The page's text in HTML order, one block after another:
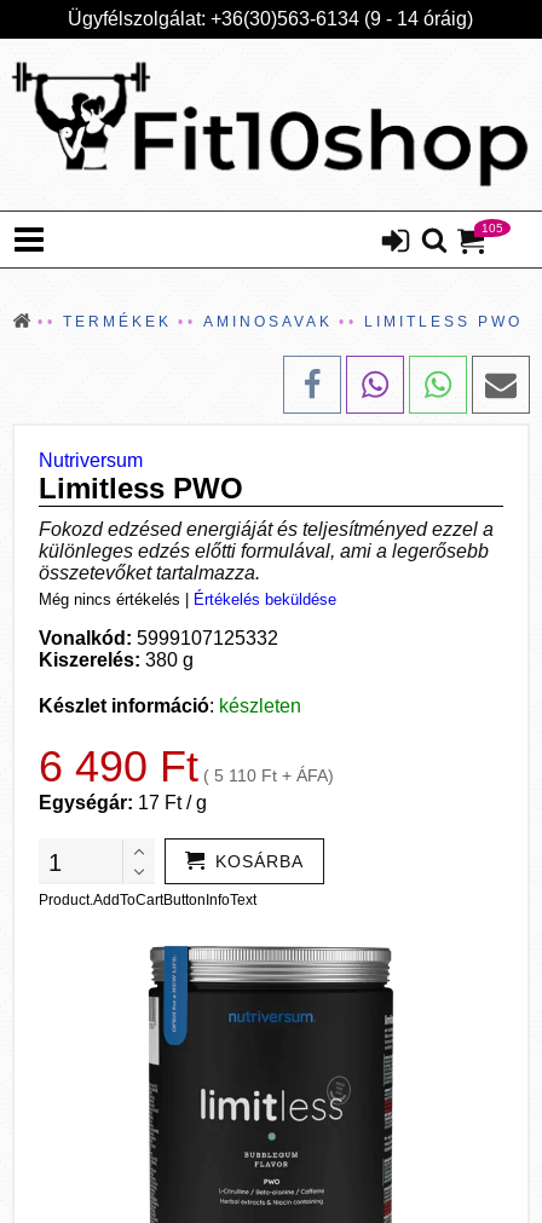
Ügyfélszolgálat: +36(30)563-6134 (9 - 14 óráig)
105
TERMÉKEK AMINOSAVAK LIMITLESS PWO
Nutriversum
Limitless PWO
Fokozd edzésed energiáját és teljesítményed ezzel a
különleges edzés előtti formulával, ami a legerősebb
összetevőket tartalmazza.
Még nincs értékelés Értékelés beküldése
Vonalkód: 5999107125332
Kiszerelés: 380 g
Készlet információ: készleten
6 490 Ft ( 5 110 Ft + ÁFA)
Egységár: 17 Ft / g
KOSÁRBA
Product.AddToCartButtonInfoText